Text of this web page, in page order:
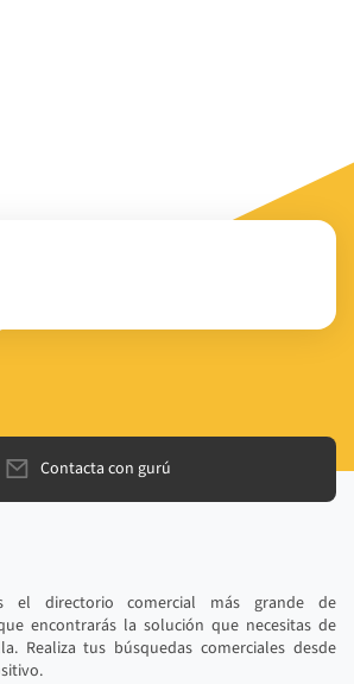
Contacta con gurú
el directorio comercial más grande de
encontrarás la solución que necesitas de
Realiza tus búsquedas comerciales desde